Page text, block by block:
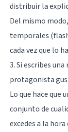
distribuir la
Del mismo
temporales
cada vez que lo
3. Si escribes
protagonista
Lo que hace que
conjunto de
excedes a la